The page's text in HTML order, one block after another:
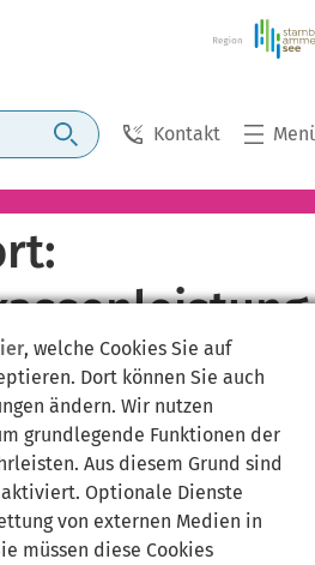
Kontakt
, welche Cookies Sie auf
Dort können Sie auch
ändern. Wir nutzen
grundlegende Funktionen der
Aus diesem Grund sind
Optionale Dienste
von externen Medien in
müssen diese Cookies